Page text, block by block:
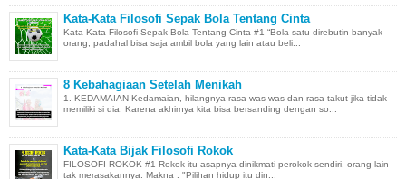
Kata-Kata Filosofi Sepak Bola Tentang Cinta
Kata-Kata Filosofi Sepak Bola Tentang Cinta #1 “Bola satu direbutin banyak
orang, padahal bisa saja ambil bola yang lain atau beli...
8 Kebahagiaan Setelah Menikah
1. KEDAMAIAN Kedamaian, hilangnya rasa was-was dan rasa takut jika tidak
memiliki si dia. Karena akhirnya kita bisa bersanding dengan so...
Kata-Kata Bijak Filosofi Rokok
FILOSOFI ROKOK #1 Rokok itu asapnya dinikmati perokok sendiri, orang lain
tak merasakannya. Makna : "Pilihan hidup itu din...